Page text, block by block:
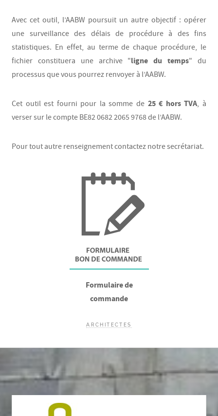
Avec cet outil, l’AABW poursuit un autre objectif : opérer
une surveillance des délais de procédure à des fins
statistiques. En effet, au terme de chaque procédure, le
fichier constituera une archive "ligne du temps" du
processus que vous pourrez renvoyer à l’AABW.
Cet outil est fourni pour la somme de 25 € hors TVA, à
verser sur le compte BE82 0682 2065 9768 de l’AABW.
Pour tout autre renseignement contactez notre secrétariat.
Formulaire de
commande
ARCHITECTES